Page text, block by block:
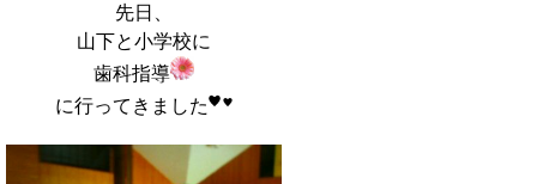
先日、
山下と小学校に
歯科指導
に行ってきました